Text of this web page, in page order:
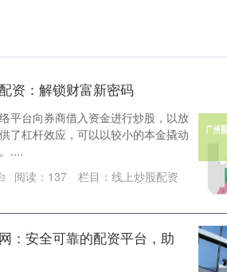
资：解锁财富新密码
平台向券商借入资金进行炒股，以放
了杠杆效应，可以以较小的本金撬动
....
阅读： 137 栏目： 线上炒股配资
：安全可靠的配资平台，助